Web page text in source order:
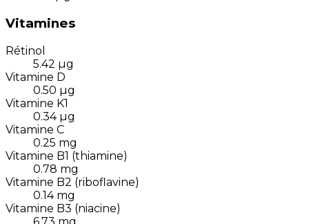
Vitamines
Rétinol
5.42 µg
Vitamine D
0.50 µg
Vitamine K1
0.34 µg
Vitamine C
0.25 mg
Vitamine B1 (thiamine)
0.78 mg
Vitamine B2 (riboflavine)
0.14 mg
Vitamine B3 (niacine)